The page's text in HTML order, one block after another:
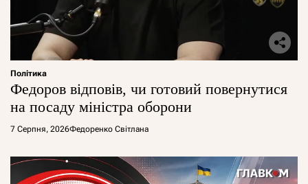
Політика
Федоров відповів, чи готовий повернутися
на посаду міністра оборони
7 Серпня, 2026Федоренко Світлана